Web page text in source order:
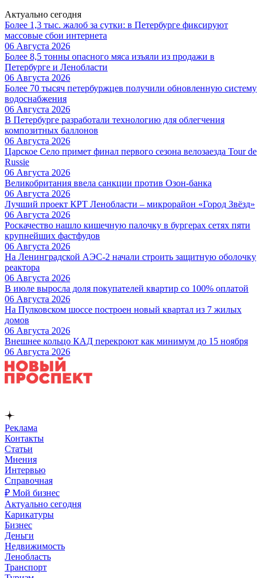
Актуально сегодня
Более 1,3 тыс. жалоб за сутки: в Петербурге фиксируют
массовые сбои интернета
06 Августа 2026
Более 8,5 тонны опасного мяса изъяли из продажи в
Петербурге и Ленобласти
06 Августа 2026
Более 70 тысяч петербуржцев получили обновленную систему
водоснабжения
06 Августа 2026
В Петербурге разработали технологию для облегчения
композитных баллонов
06 Августа 2026
Царское Село примет финал первого сезона велозаезда Tour de
Russie
06 Августа 2026
Великобритания ввела санкции против Озон-банка
06 Августа 2026
Лучший проект КРТ Ленобласти – микрорайон «Город Звёзд»
06 Августа 2026
Роскачество нашло кишечную палочку в бургерах сетях пяти
крупнейших фастфудов
06 Августа 2026
На Ленинградской АЭС-2 начали строить защитную оболочку
реактора
06 Августа 2026
В июле выросла доля покупателей квартир со 100% оплатой
06 Августа 2026
На Пулковском шоссе построен новый квартал из 7 жилых
домов
06 Августа 2026
Внешнее кольцо КАД перекроют как минимум до 15 ноября
06 Августа 2026
Реклама
Контакты
Статьи
Мнения
Интервью
Справочная
₽ Мой бизнес
Актуально сегодня
Карикатуры
Бизнес
Деньги
Недвижимость
Ленобласть
Транспорт